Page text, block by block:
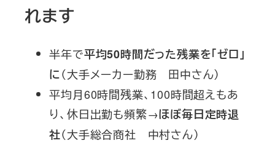
れます
半年で平均50時間だった残業を「ゼロ」
に（大手メーカー勤務 田中さん）
平均月60時間残業、100時間超えもあ
り、休日出勤も頻繁→ほぼ毎日定時退
社（大手総合商社 中村さん）